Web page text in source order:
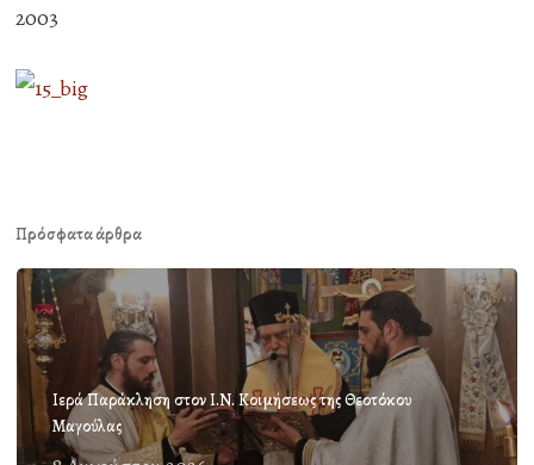
2003
Πρόσφατα άρθρα
Ιερά Παράκληση στον Ι.Ν. Κοιμήσεως της Θεοτόκου
Μαγούλας